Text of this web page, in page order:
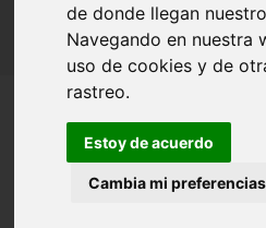
de donde llegan
Navegando en nuestra
uso de cookies y de
rastreo.
Estoy de acuerdo
Cambia mi preferencias